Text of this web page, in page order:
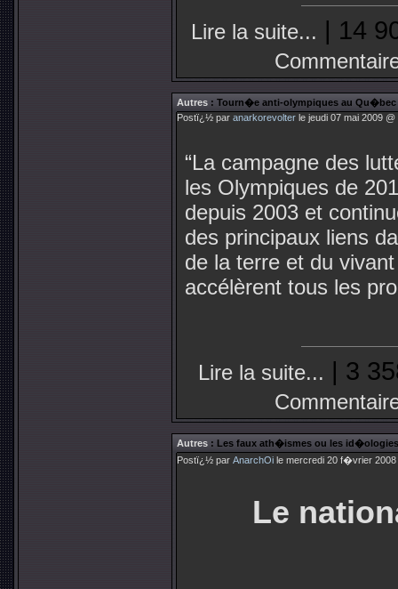
Lire la suite... | 14
Autres : Tourn�e anti-olympiques au Qu�bec
Postï¿½ par anarkorevolter le jeudi 07 mai 2009
“La campagne des
les Olympiques de
depuis 2003 et
des principaux liens
de la terre et du
accélèrent tous les
Lire la suite... | 3
Autres : Les faux ath�ismes ou les
Postï¿½ par AnarchOi le mercredi 20 f�vrier 2008
Le